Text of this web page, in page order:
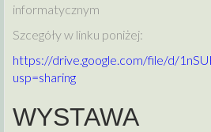
informatycznym
Szcegóły w linku poniżej:
https://drive.google.com/file/d/
usp=sharing
WYSTAWA